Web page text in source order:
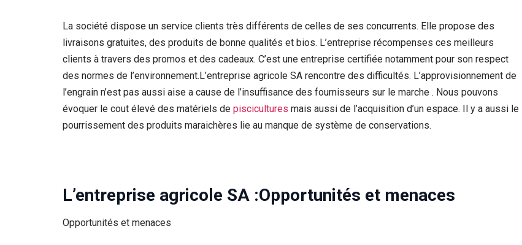
La société dispose un service clients très différents de celles de ses concurrents. Elle propose des
livraisons gratuites, des produits de bonne qualités et bios. L’entreprise récompenses ces meilleurs
clients à travers des promos et des cadeaux. C’est une entreprise certifiée notamment pour son respect
des normes de l’environnement.L’entreprise agricole SA rencontre des difficultés. L’approvisionnement de
l’engrain n’est pas aussi aise a cause de l’insuffisance des fournisseurs sur le marche . Nous pouvons
évoquer le cout élevé des matériels de piscicultures mais aussi de l’acquisition d’un espace. Il y a aussi le
pourrissement des produits maraichères lie au manque de système de conservations.
L’entreprise agricole SA :Opportunités et menaces
Opportunités et menaces